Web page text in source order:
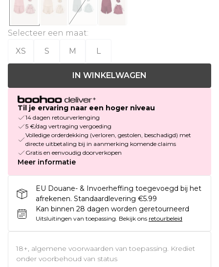
Selecteer een maat:
XS
S M L
IN WINKELWAGEN
Til je ervaring naar een hoger niveau
14 dagen retourverlenging
5 €/dag vertraging vergoeding
Volledige orderdekking (verloren, gestolen, beschadigd) met
directe uitbetaling bij in aanmerking komende claims
Gratis en eenvoudig doorverkopen
Meer informatie
EU Douane- & Invoerheffing toegevoegd bij het
afrekenen. Standaardlevering €5.99
Kan binnen 28 dagen worden geretourneerd
Uitsluitingen van toepassing. Bekijk ons retourbeleid
18+, algemene voorwaarden van toepassing. Krediet
onder voorbehoud van status